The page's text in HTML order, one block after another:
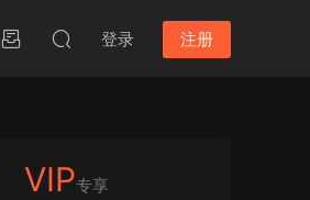
登录 注册
VIP专享